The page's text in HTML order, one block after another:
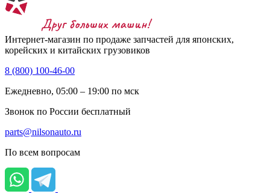
Интернет-магазин по продаже запчастей для японских,
корейских и китайских грузовиков
8 (800) 100-46-00
Ежедневно, 05:00 – 19:00 по мск
Звонок по России бесплатный
parts@nilsonauto.ru
По всем вопросам